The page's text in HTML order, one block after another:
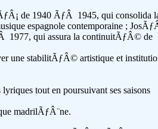
de 1940 ÃƒÂ 1945, qui consolida
espagnole contemporaine ;
1977, qui assura la continuitÃƒÂ© de
une stabilitÃƒÂ© artistique et
tout en poursuivant ses saisons
madrilÃƒÂ¨ne.